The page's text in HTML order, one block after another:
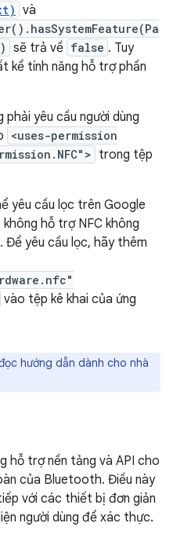
và
sẽ trả về false . Tuy
kể tính năng hỗ trợ phần
phải yêu cầu người dùng
<uses-permission
trong tệp
yêu cầu lọc trên Google
hỗ trợ NFC không
yêu cầu lọc, hãy thêm
vào tệp kê khai của ứng
hướng dẫn dành cho nhà
hỗ trợ nền tảng và API cho
của Bluetooth. Điều này
với các thiết bị đơn giản
người dùng để xác thực.